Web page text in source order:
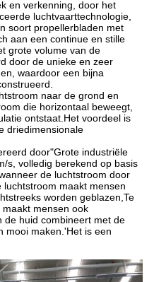
en verkenning, door het
luchtvaarttechnologie,
soort propellerbladen met
aan een continue en stille
grote volume van de
door de unieke en zeer
waardoor een bijna
naar de grond en
die horizontaal beweegt,
ontstaat.Het voordeel is
driedimensionale
door"Grote industriële
s, volledig berekend op basis
de luchtstroom door
maakt mensen
worden geblazen,Te
mensen ook
de huid combineert met de
mooi maken. 'Het is een